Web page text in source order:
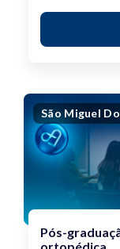
São Miguel
Pós-
ortopédica